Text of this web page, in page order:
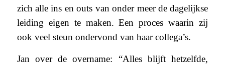
zich alle ins en outs van onder meer de dagelijkse
leiding eigen te maken. Een proces waarin zij
ook veel steun ondervond van haar collega’s.
Jan over de overname: “Alles blijft hetzelfde,